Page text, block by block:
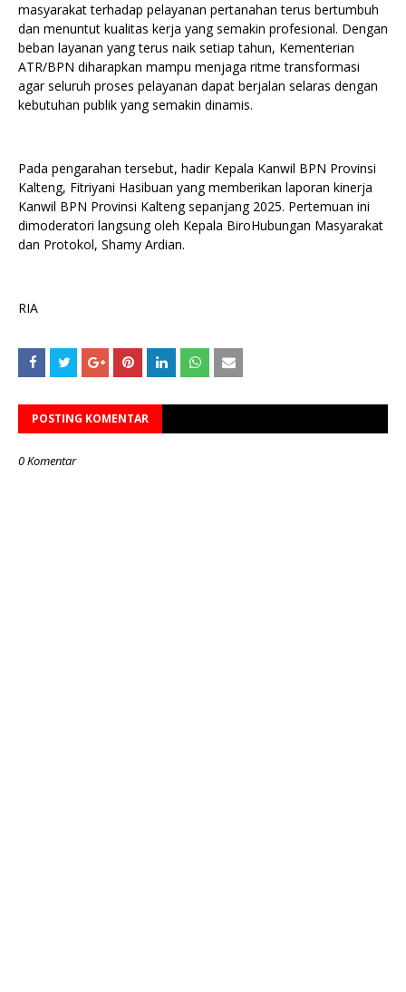
masyarakat terhadap pelayanan pertanahan terus bertumbuh
dan menuntut kualitas kerja yang semakin profesional. Dengan
beban layanan yang terus naik setiap tahun, Kementerian
ATR/BPN diharapkan mampu menjaga ritme transformasi
agar seluruh proses pelayanan dapat berjalan selaras dengan
kebutuhan publik yang semakin dinamis.
Pada pengarahan tersebut, hadir Kepala Kanwil BPN Provinsi
Kalteng, Fitriyani Hasibuan yang memberikan laporan kinerja
Kanwil BPN Provinsi Kalteng sepanjang 2025. Pertemuan ini
dimoderatori langsung oleh Kepala BiroHubungan Masyarakat
dan Protokol, Shamy Ardian.
RIA
POSTING KOMENTAR
0 Komentar